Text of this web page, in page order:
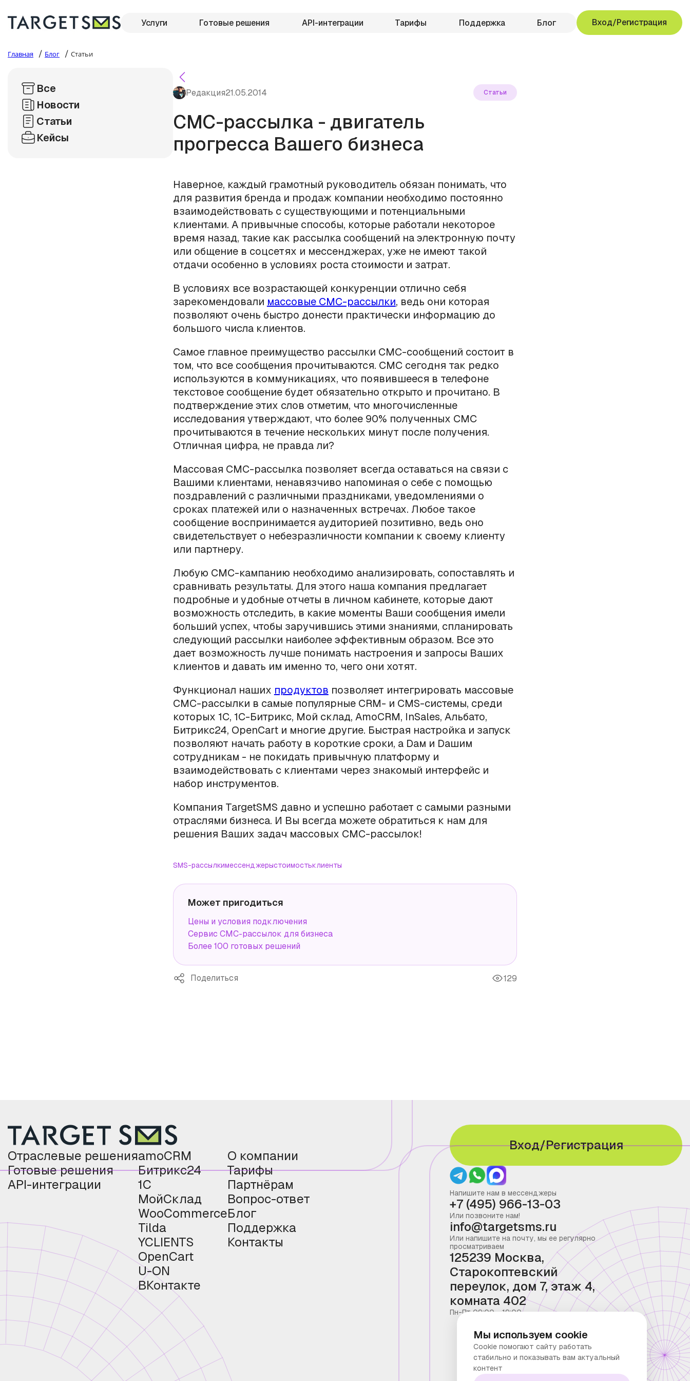
Услуги Готовые решения API-интеграции Тарифы Поддержка Блог Вход/Регистрация
Главная / Блог / Статьи
Все
Новости
Статьи
Кейсы
Редакция21.05.2014 Статьи
СМС-рассылка - двигатель
прогресса Вашего бизнеса
Наверное, каждый грамотный руководитель обязан понимать, что
для развития бренда и продаж компании необходимо постоянно
взаимодействовать с существующими и потенциальными
клиентами. А привычные способы, которые работали некоторое
время назад, такие как рассылка сообщений на электронную почту
или общение в соцсетях и мессенджерах, уже не имеют такой
отдачи особенно в условиях роста стоимости и затрат.
В условиях все возрастающей конкуренции отлично себя
зарекомендовали массовые СМС-рассылки, ведь они которая
позволяют очень быстро донести практически информацию до
большого числа клиентов.
Самое главное преимущество рассылки СМС-сообщений состоит в
том, что все сообщения прочитываются. СМС сегодня так редко
используются в коммуникациях, что появившееся в телефоне
текстовое сообщение будет обязательно открыто и прочитано. В
подтверждение этих слов отметим, что многочисленные
исследования утверждают, что более 90% полученных СМС
прочитываются в течение нескольких минут после получения.
Отличная цифра, не правда ли?
Массовая СМС-рассылка позволяет всегда оставаться на связи с
Вашими клиентами, ненавязчиво напоминая о себе с помощью
поздравлений с различными праздниками, уведомлениями о
сроках платежей или о назначенных встречах. Любое такое
сообщение воспринимается аудиторией позитивно, ведь оно
свидетельствует о небезразличности компании к своему клиенту
или партнеру.
Любую СМС-кампанию необходимо анализировать, сопоставлять и
сравнивать результаты. Для этого наша компания предлагает
подробные и удобные отчеты в личном кабинете, которые дают
возможность отследить, в какие моменты Ваши сообщения имели
больший успех, чтобы заручившись этими знаниями, спланировать
следующий рассылки наиболее эффективным образом. Все это
дает возможность лучше понимать настроения и запросы Ваших
клиентов и давать им именно то, чего они хотят.
Функционал наших продуктов позволяет интегрировать массовые
СМС-рассылки в самые популярные CRM- и CMS-системы, среди
которых 1С, 1С-Битрикс, Мой склад, AmoCRM, InSales, Альбато,
Битрикс24, OpenCart и многие другие. Быстрая настройка и запуск
позволяют начать работу в короткие сроки, а Dам и Dашим
сотрудникам - не покидать привычную платформу и
взаимодействовать с клиентами через знакомый интерфейс и
набор инструментов.
Компания TargetSMS давно и успешно работает с самыми разными
отраслями бизнеса. И Вы всегда можете обратиться к нам для
решения Ваших задач массовых СМС-рассылок!
SMS-рассылкимессенджерыстоимостьклиенты
Может пригодиться
Цены и условия подключения
Сервис СМС-рассылок для бизнеса
Более 100 готовых решений
Поделиться 129
Отраслевые решения
Готовые решения
API-интеграции
amoCRM
Битрикс24
1С
МойСклад
WooCommerce
Tilda
YCLIENTS
OpenCart
U-ON
ВКонтакте
О компании
Тарифы
Партнёрам
Вопрос-ответ
Блог
Поддержка
Контакты
Вход/Регистрация
Напишите нам в мессенджеры
+7 (495) 966-13-03
Или позвоните нам!
info@targetsms.ru
Или напишите на почту, мы ее регулярно
просматриваем
125239 Москва,
Старокоптевский
переулок, дом 7, этаж 4,
комната 402
Пн-Пт 09:00 - 19:00
Мы используем cookie
Cookie помогают сайту работать
стабильно и показывать вам актуальный
контент